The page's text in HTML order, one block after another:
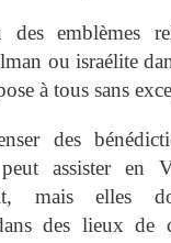
emblèmes
ou israélite
à tous sans
des
assister en
mais elles
des lieux de